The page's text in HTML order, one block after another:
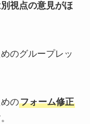
視点の意見がほ
のグループレッ
のフォーム修正